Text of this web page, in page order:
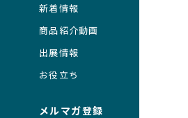
新着情報
商品紹介動画
出展情報
お役立ち
メルマガ登録